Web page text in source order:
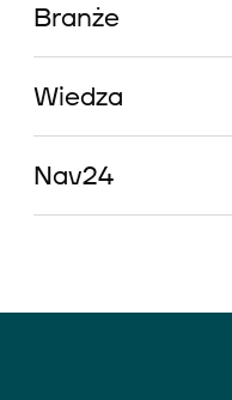
Branże
Wiedza
Nav24